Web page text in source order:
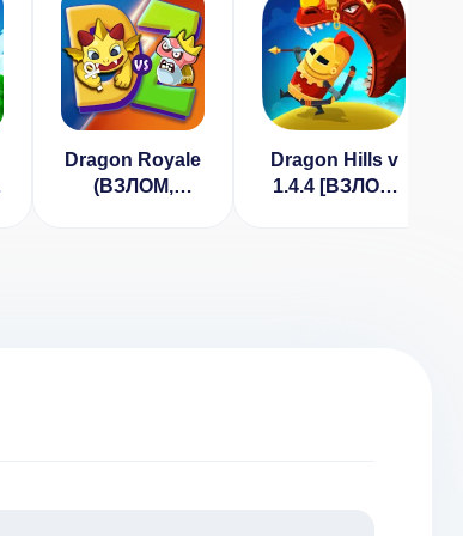
Dragon Royale
(ВЗЛОМ,
Dragon Hills v
1.4.4 [ВЗЛОМ